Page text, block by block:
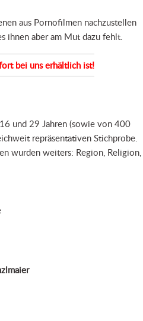
aus Pornofilmen nachzustellen
ihnen aber am Mut dazu fehlt.
bei uns erhältlich ist!
und 29 Jahren (sowie von 400
repräsentativen Stichprobe.
wurden weiters: Region, Religion,